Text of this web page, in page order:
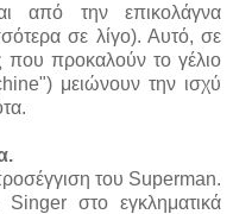
από την επικολάγνα
σε λίγο). Αυτό, σε
προκαλούν το γέλιο
μειώνουν την ισχύ
του Superman.
στο εγκληματικά